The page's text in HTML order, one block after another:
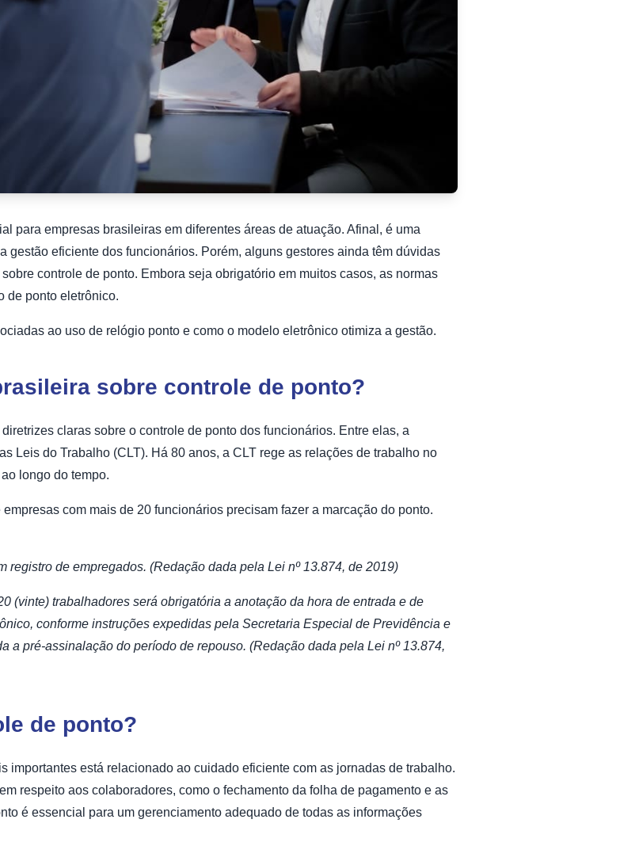
para empresas brasileiras em diferentes áreas de atuação. Afinal, é uma
gestão eficiente dos funcionários. Porém, alguns gestores ainda têm dúvidas
controle de ponto. Embora seja obrigatório em muitos casos, as normas
de ponto eletrônico.
ao uso de relógio ponto e como o modelo eletrônico otimiza a gestão.
sobre controle de ponto?
claras sobre o controle de ponto dos funcionários. Entre elas, a
Leis do Trabalho (CLT). Há 80 anos, a CLT rege as relações de trabalho no
longo do tempo.
com mais de 20 funcionários precisam fazer a marcação do ponto.
registro de empregados. (Redação dada pela Lei nº 13.874, de 2019)
(vinte) trabalhadores será obrigatória a anotação da hora de entrada e de
conforme instruções expedidas pela Secretaria Especial de Previdência e
a pré-assinalação do período de repouso. (Redação dada pela Lei nº 13.874,
de ponto?
importantes está relacionado ao cuidado eficiente com as jornadas de trabalho.
respeito aos colaboradores, como o fechamento da folha de pagamento e as
é essencial para um gerenciamento adequado de todas as informações